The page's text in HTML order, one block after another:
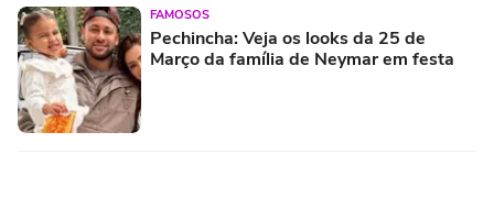
FAMOSOS
Pechincha: Veja os looks da 25 de
Março da família de Neymar em festa